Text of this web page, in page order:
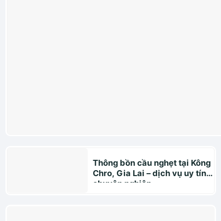
Thông bồn cầu nghẹt tại Kông
Chro, Gia Lai – dịch vụ uy tín,
chuyên nghiệp